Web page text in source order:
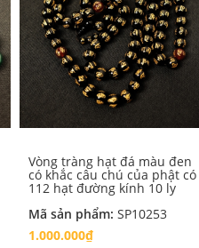
Vòng tràng hạt đá màu đen
có khắc câu chú của phật có
112 hạt đường kính 10 ly
Mã sản phẩm: SP10253
1.000.000₫